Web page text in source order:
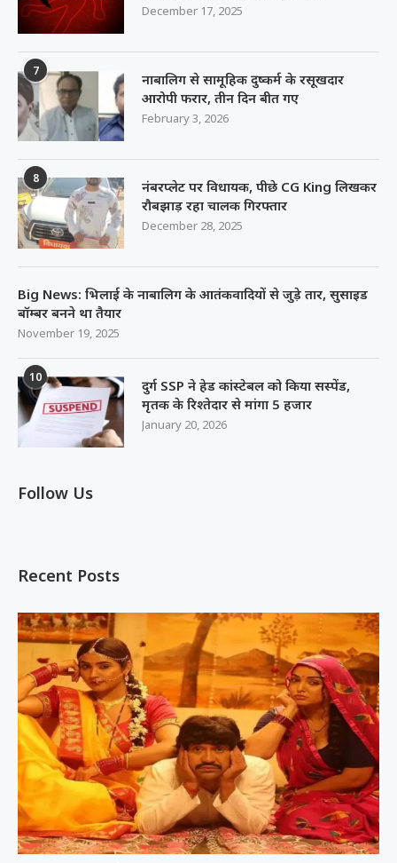
December 17, 2025
7
नाबालिग से सामूहिक दुष्कर्म के रसूखदार
आरोपी फरार, तीन दिन बीत गए
February 3, 2026
8
नंबरप्लेट पर विधायक, पीछे CG King लिखकर
रौबझाड़ रहा चालक गिरफ्तार
December 28, 2025
Big News: भिलाई के नाबालिग के आतंकवादियों से जुड़े तार, सुसाइड
बॉम्बर बनने था तैयार
November 19, 2025
10
दुर्ग SSP ने हेड कांस्टेबल को किया सस्पेंड,
मृतक के रिश्तेदार से मांगा 5 हजार
January 20, 2026
Follow Us
Recent Posts